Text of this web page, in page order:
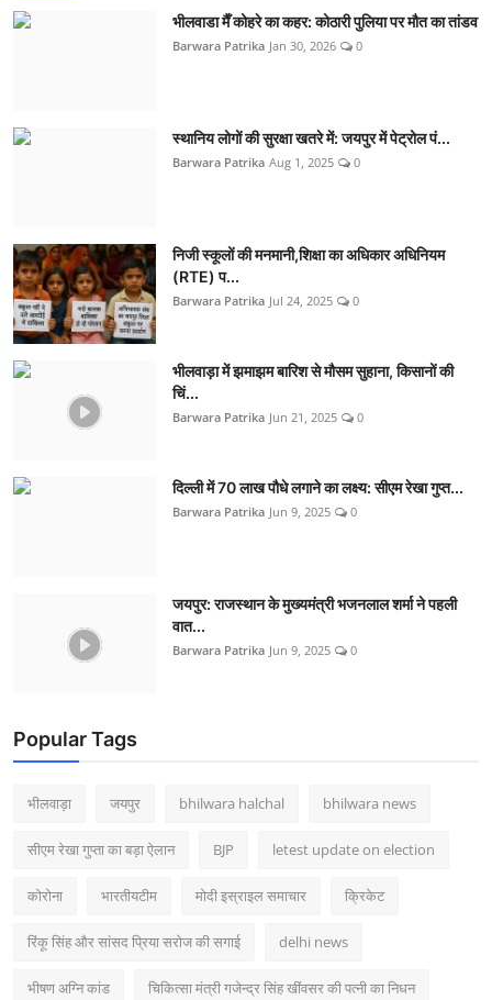
भीलवाडा मैँ कोहरे का कहर: कोठारी पुलिया पर मौत का तांडव
Barwara Patrika Jan 30, 2026 0
स्थानिय लोगों की सुरक्षा खतरे में: जयपुर में पेट्रोल पं...
Barwara Patrika Aug 1, 2025 0
निजी स्कूलों की मनमानी,शिक्षा का अधिकार अधिनियम
(RTE) प...
Barwara Patrika Jul 24, 2025 0
भीलवाड़ा में झमाझम बारिश से मौसम सुहाना, किसानों की
चिं...
Barwara Patrika Jun 21, 2025 0
दिल्ली में 70 लाख पौधे लगाने का लक्ष्य: सीएम रेखा गुप्त...
Barwara Patrika Jun 9, 2025 0
जयपुर: राजस्थान के मुख्यमंत्री भजनलाल शर्मा ने पहली
वात...
Barwara Patrika Jun 9, 2025 0
Popular Tags
भीलवाड़ा जयपुर bhilwara halchal bhilwara news
सीएम रेखा गुप्ता का बड़ा ऐलान BJP letest update on election
कोरोना भारतीयटीम मोदी इस्राइल समाचार क्रिकेट
रिंकू सिंह और सांसद प्रिया सरोज की सगाई delhi news
भीषण अग्नि कांड चिकित्सा मंत्री गजेन्द्र सिंह खींवसर की पत्नी का निधन